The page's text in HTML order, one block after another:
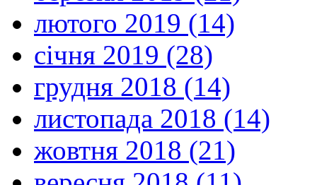
лютого 2019 (14)
січня 2019 (28)
грудня 2018 (14)
листопада 2018 (14)
жовтня 2018 (21)